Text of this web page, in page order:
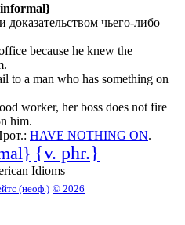
чьего-либо
because he knew the
to a man who has something on
worker, her boss does not fire
him.
HAVE NOTHING ON.
{v. phr.}
Idioms
(неоф.) © 2026